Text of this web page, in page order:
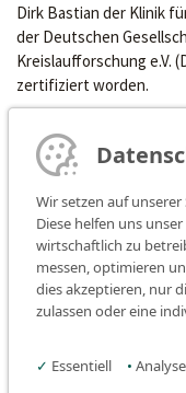
Dirk Bastian der Klinik
der Deutschen
Kreislaufforschung e.V.
zertifiziert worden.
Wir setzen auf
Diese helfen uns
wirtschaftlich zu
messen, optimieren
dies akzeptieren, nur
zulassen oder eine
✓ Essentiell • Analyse